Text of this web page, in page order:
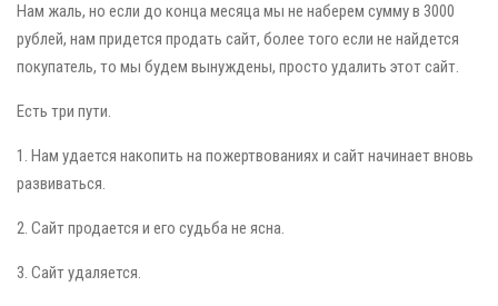
Нам жаль, но если до конца месяца мы не наберем сумму в 3000
рублей, нам придется продать сайт, более того если не найдется
покупатель, то мы будем вынуждены, просто удалить этот сайт.
Есть три пути.
1. Нам удается накопить на пожертвованиях и сайт начинает вновь
развиваться.
2. Сайт продается и его судьба не ясна.
3. Сайт удаляется.